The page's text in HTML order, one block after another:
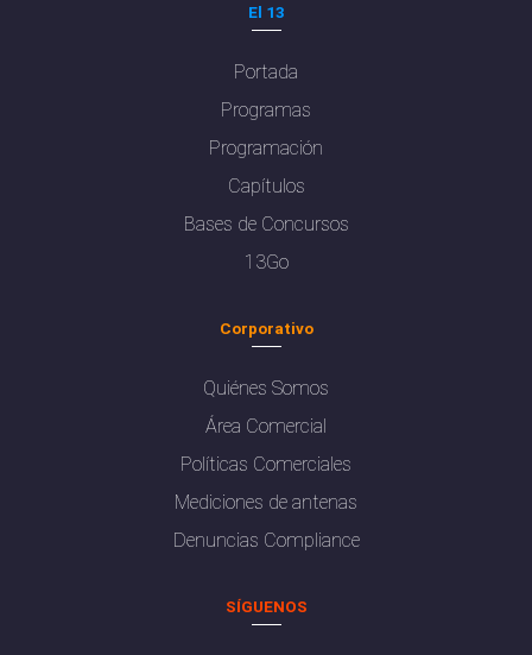
El 13
Portada
Programas
Programación
Capítulos
Bases de Concursos
13Go
Corporativo
Quiénes Somos
Área Comercial
Políticas Comerciales
Mediciones de antenas
Denuncias Compliance
SÍGUENOS